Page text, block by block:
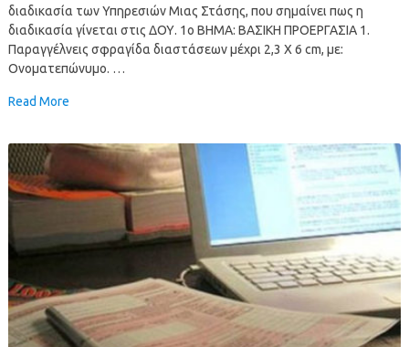
διαδικασία των Υπηρεσιών Μιας Στάσης, που σημαίνει πως η
διαδικασία γίνεται στις ΔΟΥ. 1ο ΒΗΜΑ: ΒΑΣΙΚΗ ΠΡΟΕΡΓΑΣΙΑ 1.
Παραγγέλνεις σφραγίδα διαστάσεων μέχρι 2,3 Χ 6 cm, με:
Ονοματεπώνυμο. …
Read More